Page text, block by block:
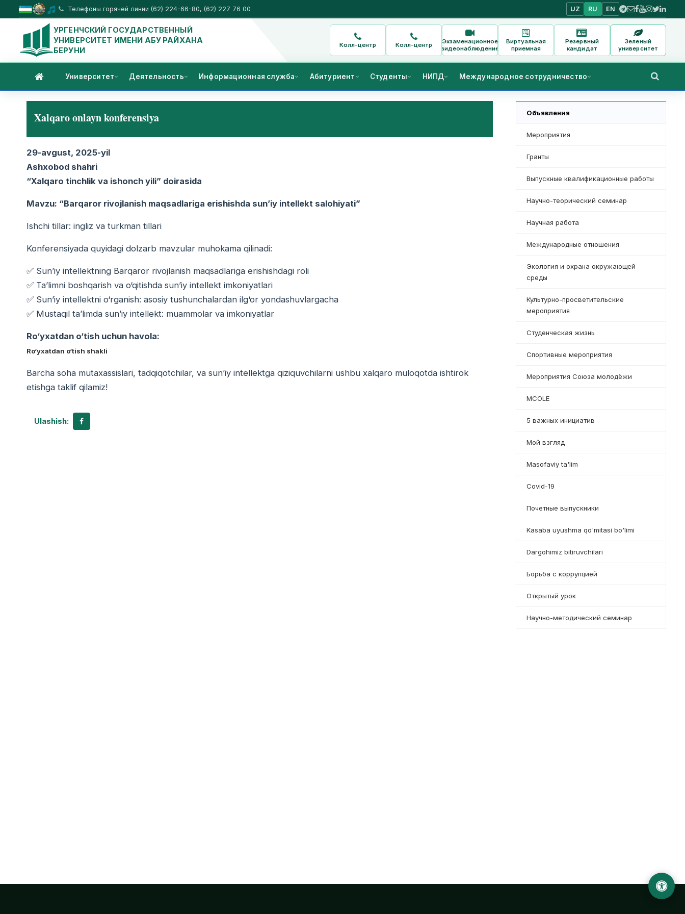
Телефоны горячей линии (62) 224-66-80, (62) 227 76 00 UZ RU EN
УРГЕНЧСКИЙ ГОСУДАРСТВЕННЫЙ
УНИВЕРСИТЕТ ИМЕНИ АБУ РАЙХАНА
БЕРУНИ
Колл-центр Колл-центр
Экзаменационное
видеонаблюдение
Виртуальная
приемная
Резервный
кандидат
Зеленый
университет
Университет Деятельность Информационная служба Абитуриент Студенты НИПД Международное сотрудничество
Xalqaro onlayn konferensiya
29-avgust, 2025-yil
Ashxobod shahri
“Xalqaro tinchlik va ishonch yili” doirasida
Mavzu: “Barqaror rivojlanish maqsadlariga erishishda sun’iy intellekt salohiyati”
Ishchi tillar: ingliz va turkman tillari
Konferensiyada quyidagi dolzarb mavzular muhokama qilinadi:
✅ Sun’iy intellektning Barqaror rivojlanish maqsadlariga erishishdagi roli
✅ Ta’limni boshqarish va o‘qitishda sun’iy intellekt imkoniyatlari
✅ Sun’iy intellektni o‘rganish: asosiy tushunchalardan ilg‘or yondashuvlargacha
✅ Mustaqil ta’limda sun’iy intellekt: muammolar va imkoniyatlar
Ro‘yxatdan o‘tish uchun havola:
Ro‘yxatdan o‘tish shakli
Barcha soha mutaxassislari, tadqiqotchilar, va sun’iy intellektga qiziquvchilarni ushbu xalqaro muloqotda ishtirok
etishga taklif qilamiz!
Ulashish:
Объявления
Мероприятия
Гранты
Выпускные квалификационные работы
Научно-теорический семинар
Научная работа
Международные отношения
Экология и охрана окружающей
среды
Культурно-просветительские
мероприятия
Студенческая жизнь
Спортивные мероприятия
Мероприятия Союза молодёжи
MCOLE
5 важных инициатив
Мой взгляд
Masofaviy ta'lim
Covid-19
Почетные выпускники
Kasaba uyushma qo'mitasi bo'limi
Dargohimiz bitiruvchilari
Борьба с коррупцией
Открытый урок
Научно-методический семинар